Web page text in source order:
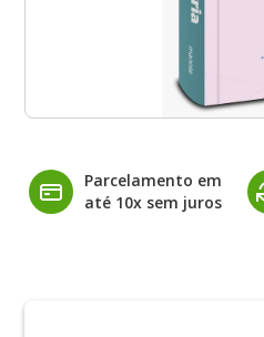
Parcelamento em
até 10x sem juros